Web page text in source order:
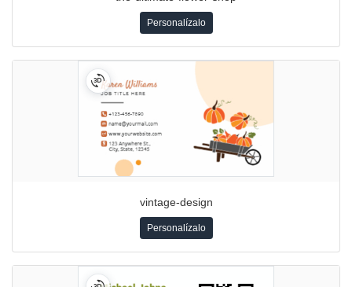
Personalízalo
vintage-design
Personalízalo